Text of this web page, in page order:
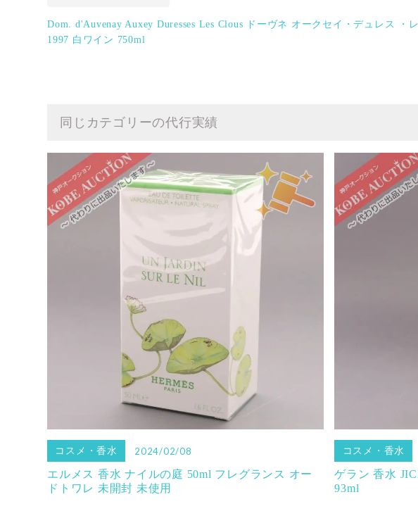
Dom. d'Auvenay Auxey Duresses Les Clous ドーヴネ オークセイ・デュレス ・
1997 白ワイン 750ml
同じカテゴリーの代行実績
コスメ・香水 2024/02/08
エルメス 香水 ナイルの庭 50ml フレグランス オー
ドトワレ 未開封 未使用
コスメ・香水
ゲラン 香水
93ml